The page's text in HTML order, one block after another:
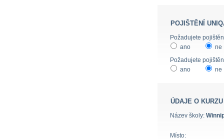
POJIŠTĚNÍ
ano
ne
Požadujete
ano
ne
ÚDAJE O KURZU
Název školy:
Místo: